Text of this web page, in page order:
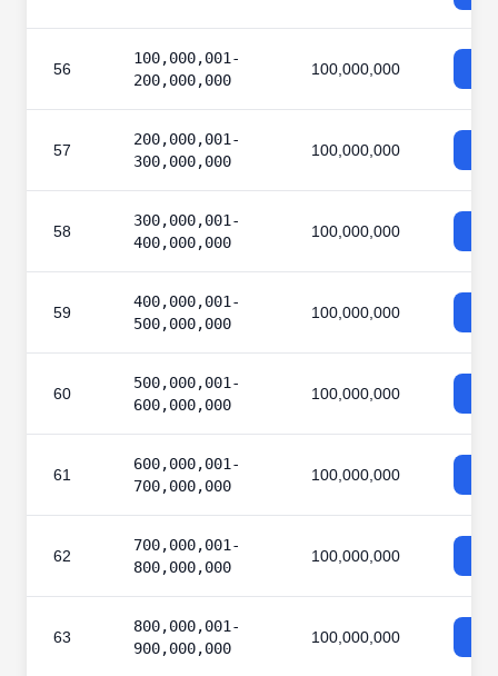
56
100,000,001-
200,000,000
100,000,000
57
200,000,001-
300,000,000
100,000,000
58
300,000,001-
400,000,000
100,000,000
59
400,000,001-
500,000,000
100,000,000
60
500,000,001-
600,000,000
100,000,000
61
600,000,001-
700,000,000
100,000,000
62
700,000,001-
800,000,000
100,000,000
63
800,000,001-
900,000,000
100,000,000